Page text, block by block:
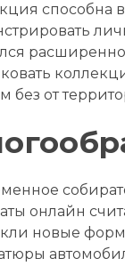
способна
без от
онлайн
новые